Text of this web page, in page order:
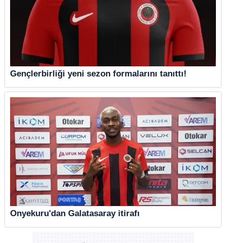
Gençlerbirliği yeni sezon formalarını tanıttı!
Onyekuru'dan Galatasaray itirafı